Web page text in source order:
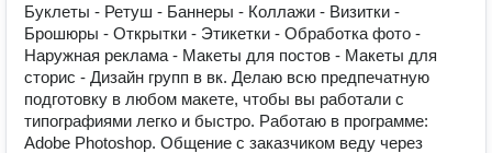
Буклеты - Ретуш - Баннеры - Коллажи - Визитки -
Брошюры - Открытки - Этикетки - Обработка фото -
Наружная реклама - Макеты для постов - Макеты для
сторис - Дизайн групп в вк. Делаю всю предпечатную
подготовку в любом макете, чтобы вы работали с
типографиями легко и быстро. Работаю в программе:
Adobe Photoshop. Общение с заказчиком веду через